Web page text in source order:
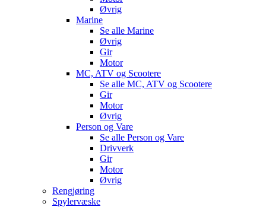
Øvrig
Marine
Se alle Marine
Øvrig
Gir
Motor
MC, ATV og Scootere
Se alle MC, ATV og Scootere
Gir
Motor
Øvrig
Person og Vare
Se alle Person og Vare
Drivverk
Gir
Motor
Øvrig
Rengjøring
Spylervæske